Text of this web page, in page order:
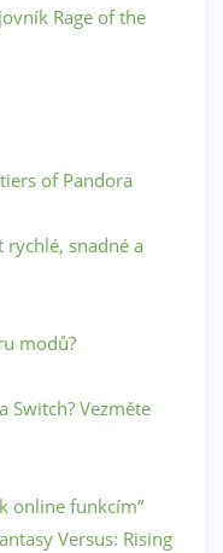
Rage of the
of Pandora
snadné a
modů?
Switch? Vezměte
online funkcím“
Versus: Rising